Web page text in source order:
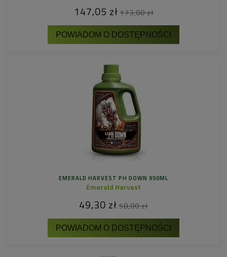
147,05 zł 173,00 zł
POWIADOM O DOSTĘPNOŚCI
EMERALD HARVEST PH DOWN 950ML
Emerald Harvest
49,30 zł 58,00 zł
POWIADOM O DOSTĘPNOŚCI